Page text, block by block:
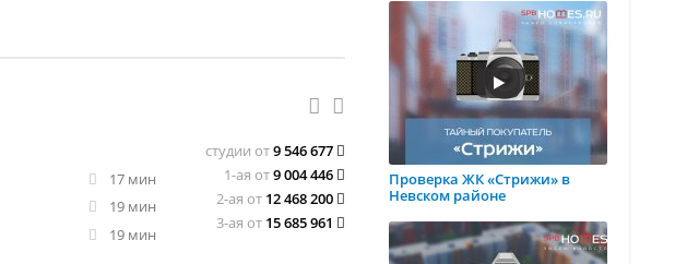
17 мин
19 мин
19 мин
студии от9 546 677
1-ая от9 004 446
2-ая от 12 468 200
3-ая от 15 685 961
Проверка ЖК «Стрижи» в
Невском районе